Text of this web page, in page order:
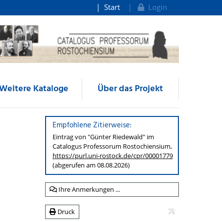
Start Login
Kataloge Über das Projekt
Empfohlene Zitierweise:
Eintrag von "Günter Riedewald" im
Catalogus Professorum Rostochiensium,
https://purl.uni-rostock.de/cpr/00001779
(abgerufen am 08.08.2026)
Ihre Anmerkungen ...
Druck